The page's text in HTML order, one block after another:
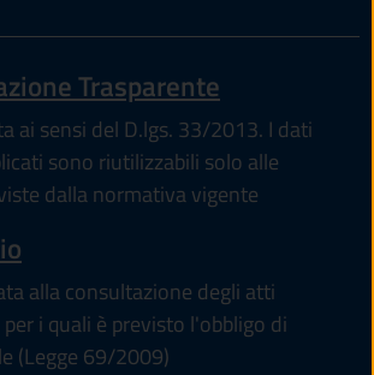
Trasparente
ai sensi del D.lgs. 33/2013. I dati
sono riutilizzabili solo alle
dalla normativa vigente
alla consultazione degli atti
i quali è previsto l'obbligo di
(Legge 69/2009)